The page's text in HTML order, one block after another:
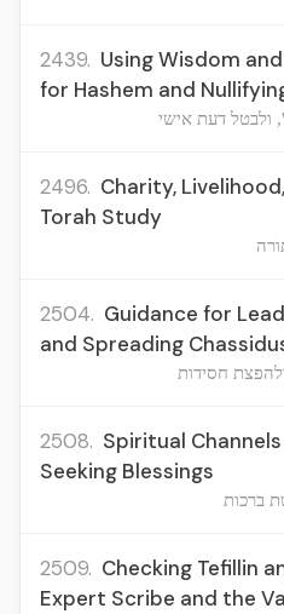
2439. Using Wisdom
for Hashem and
דעת אישי
2496. Charity,
Torah Study
2504. Guidance for
and Spreading
חסידות
2508. Spiritual
Seeking Blessings
ברכות
2509. Checking Tefillin
Expert Scribe and the